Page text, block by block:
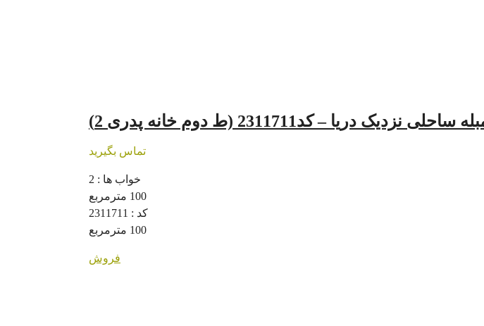
نزدیک دریا – کد2311711 (ط دوم خانه پدری 2)
تماس بگیرید
خواب ها : 2
100 مترمربع
کد : 2311711
100 مترمربع
فروش